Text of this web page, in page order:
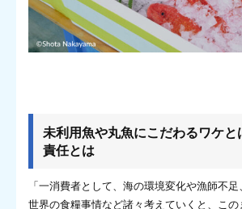
未利用魚や丸魚にこだわるワケと
責任とは
「一消費者として、海の環境変化や漁師不足
世界の食糧事情など諸々考えていくと、この